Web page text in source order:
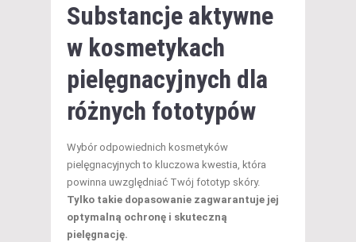
Substancje aktywne
w kosmetykach
pielęgnacyjnych dla
różnych fototypów
Wybór odpowiednich kosmetyków
pielęgnacyjnych to kluczowa kwestia, która
powinna uwzględniać Twój fototyp skóry.
Tylko takie dopasowanie zagwarantuje jej
optymalną ochronę i skuteczną
pielęgnację.